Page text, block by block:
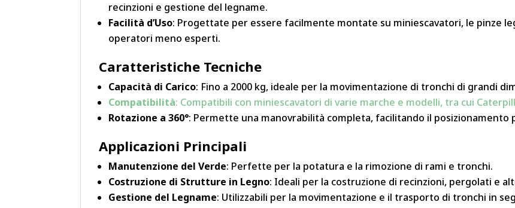
recinzioni e gestione del legname.
Facilità d’Uso: Progettate per essere facilmente montate su miniescavatori, le pinze
operatori meno esperti.
Caratteristiche Tecniche
Capacità di Carico: Fino a 2000 kg, ideale per la movimentazione di tronchi di grandi
Compatibilità: Compatibili con miniescavatori di varie marche e modelli, tra cui
Rotazione a 360°: Permette una manovrabilità completa, facilitando il posizionamento
Applicazioni Principali
Manutenzione del Verde: Perfette per la potatura e la rimozione di rami e tronchi.
Costruzione di Strutture in Legno: Ideali per la costruzione di recinzioni, pergolati e
Gestione del Legname: Utilizzabili per la movimentazione e il trasporto di tronchi in